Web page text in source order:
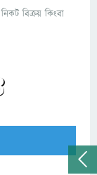
বিক্রয় কিংবা